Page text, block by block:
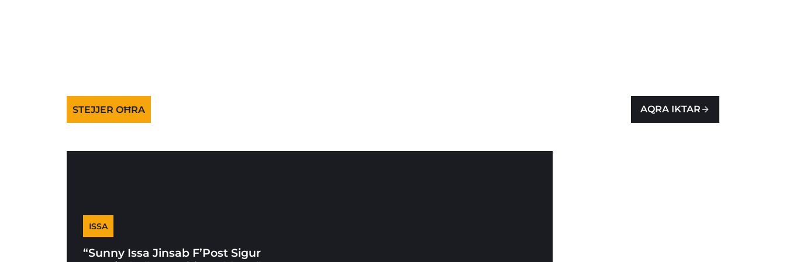
STEJJER OĦRA AQRA IKTAR
ISSA
“Sunny Issa Jinsab F’Post Sigur